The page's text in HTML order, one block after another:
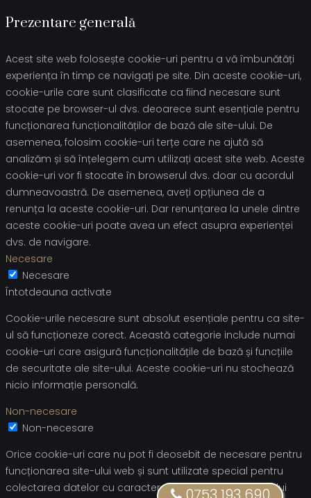
Prezentare generală
Acest site web folosește cookie-uri pentru a vă îmbunătăți
experiența în timp ce navigați pe site. Din aceste cookie-uri,
cookie-urile care sunt clasificate ca fiind necesare sunt
stocate pe browser-ul dvs. deoarece sunt esențiale pentru
funcționarea funcționalităților de bază ale site-ului. De
asemenea, folosim cookie-uri terțe care ne ajută să
analizăm și să înțelegem cum utilizați acest site web. Aceste
cookie-uri vor fi stocate în browserul dvs. doar cu acordul
dumneavoastră. De asemenea, aveți opțiunea de a
renunța la aceste cookie-uri. Dar renunțarea la unele dintre
aceste cookie-uri poate avea un efect asupra experienței
dvs. de navigare.
Necesare
Necesare
Întotdeauna activate
Cookie-urile necesare sunt absolut esențiale pentru ca site-
ul să funcționeze corect. Această categorie include numai
cookie-uri care asigură funcționalitățile de bază și funcțiile
de securitate ale site-ului. Aceste cookie-uri nu stochează
nicio informație personală.
Non-necesare
Non-necesare
Orice cookie-uri care nu pot fi deosebit de necesare pentru
funcționarea site-ului web și sunt utilizate special pentru
colectarea datelor cu caracter personal ale utilizatorului